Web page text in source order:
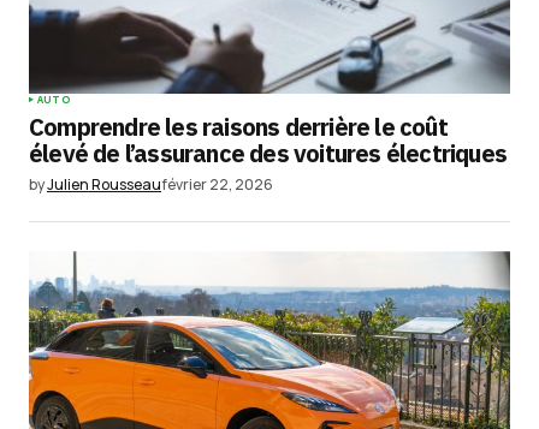
AUTO
Comprendre les raisons derrière le coût
élevé de l’assurance des voitures électriques
byJulien Rousseaufévrier 22, 2026